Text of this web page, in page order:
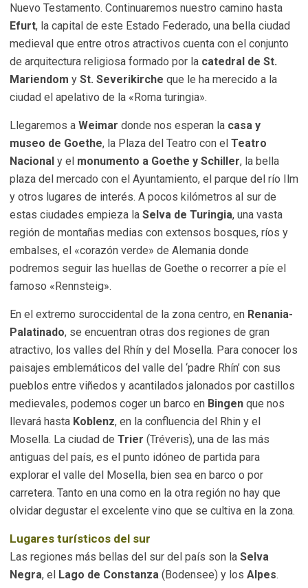
Nuevo Testamento. Continuaremos nuestro camino hasta
Efurt, la capital de este Estado Federado, una bella ciudad
medieval que entre otros atractivos cuenta con el conjunto
de arquitectura religiosa formado por la catedral de St.
Mariendom y St. Severikirche que le ha merecido a la
ciudad el apelativo de la «Roma turingia».
Llegaremos a Weimar donde nos esperan la casa y
museo de Goethe, la Plaza del Teatro con el Teatro
Nacional y el monumento a Goethe y Schiller, la bella
plaza del mercado con el Ayuntamiento, el parque del río Ilm
y otros lugares de interés. A pocos kilómetros al sur de
estas ciudades empieza la Selva de Turingia, una vasta
región de montañas medias con extensos bosques, ríos y
embalses, el «corazón verde» de Alemania donde
podremos seguir las huellas de Goethe o recorrer a píe el
famoso «Rennsteig».
En el extremo suroccidental de la zona centro, en Renania-
Palatinado, se encuentran otras dos regiones de gran
atractivo, los valles del Rhín y del Mosella. Para conocer los
paisajes emblemáticos del valle del ‘padre Rhín’ con sus
pueblos entre viñedos y acantilados jalonados por castillos
medievales, podemos coger un barco en Bingen que nos
llevará hasta Koblenz, en la confluencia del Rhin y el
Mosella. La ciudad de Trier (Tréveris), una de las más
antiguas del país, es el punto idóneo de partida para
explorar el valle del Mosella, bien sea en barco o por
carretera. Tanto en una como en la otra región no hay que
olvidar degustar el excelente vino que se cultiva en la zona.
Lugares turísticos del sur
Las regiones más bellas del sur del país son la Selva
Negra, el Lago de Constanza (Bodensee) y los Alpes.